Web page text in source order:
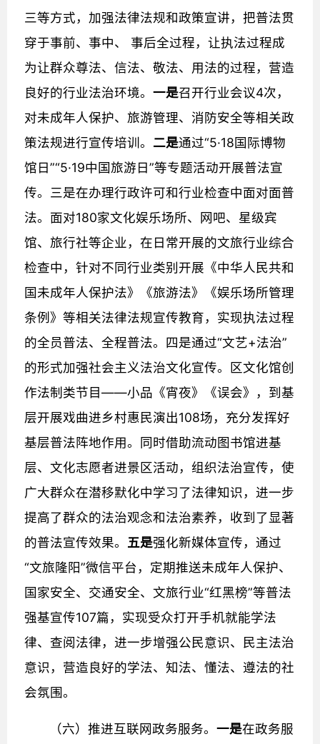
三等方式，加强法律法规和政策宣讲，把普法贯
穿于事前、事中、 事后全过程，让执法过程成
为让群众尊法、信法、敬法、用法的过程，营造
良好的行业法治环境。 一是召开行业会议4次，
对未成年人保护、旅游管理、消防安全等相关政
策法规进行宣传培训。 二是通过“5·18国际博物
馆日”“5·19中国旅游日”等专题活动开展普法宣
传。三是在办理行政许可和行业检查中面对面普
法。面对180家文化娱乐场所、网吧、星级宾
馆、旅行社等企业，在日常开展的文旅行业综合
检查中，针对不同行业类别开展《中华人民共和
国未成年人保护法》《旅游法》《娱乐场所管理
条例》等相关法律法规宣传教育，实现执法过程
的全员普法、全程普法。四是通过“文艺+法治”
的形式加强社会主义法治文化宣传。区文化馆创
作法制类节目——小品《宵夜》《误会》，到基
层开展戏曲进乡村惠民演出108场，充分发挥好
基层普法阵地作用。同时借助流动图书馆进基
层、文化志愿者进景区活动，组织法治宣传，使
广大群众在潜移默化中学习了法律知识，进一步
提高了群众的法治观念和法治素养，收到了显著
的普法宣传效果。 五是强化新媒体宣传，通过
“文旅隆阳”微信平台，定期推送未成年人保护、
国家安全、交通安全、文旅行业“红黑榜”等普法
强基宣传107篇，实现受众打开手机就能学法
律、查阅法律，进一步增强公民意识、民主法治
意识，营造良好的学法、知法、懂法、遵法的社
会氛围。
（六）推进互联网政务服务。一是在政务服